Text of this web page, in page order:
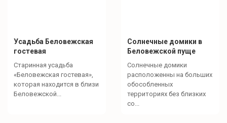
Усадьба Беловежская
гостевая
Старинная усадьба
«Беловежская гостевая»,
которая находится в близи
Беловежской...
Солнечные домики в
Беловежской пуще
Солнечные домики
расположенны на больших
обособленных
территориях без близких
со...